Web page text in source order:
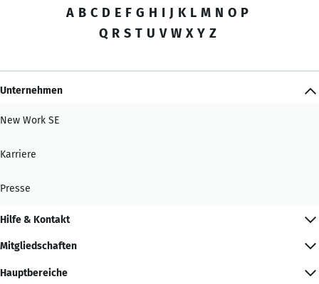
A B C D E F G H I J K L M N O P
Q R S T U V W X Y Z
Unternehmen
New Work SE
Karriere
Presse
Hilfe & Kontakt
Mitgliedschaften
Hauptbereiche